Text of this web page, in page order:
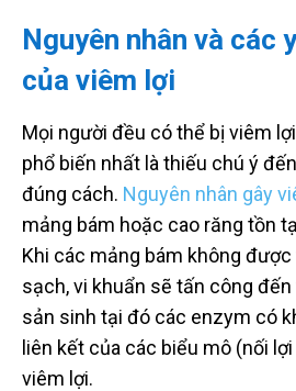
Nguyên nhân và các
của viêm lợi
Mọi người đều có thể bị viêm
phổ biến nhất là thiếu chú ý
đúng cách. Nguyên nhân gây
mảng bám hoặc cao răng tồn
Khi các mảng bám không
sạch, vi khuẩn sẽ tấn công
sản sinh tại đó các enzym có
liên kết của các biểu mô (nối lợi
viêm lợi.